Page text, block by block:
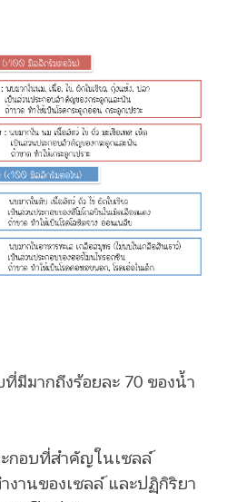
มีมากถึงร้อยละ 70 ของน้ำ
กอบที่สำคัญในเซลล์
งานของเซลล์ และปฏิกิริยา